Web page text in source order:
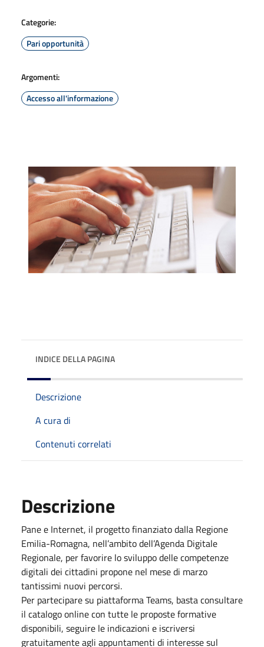
Categorie:
Pari opportunità
Argomenti:
Accesso all'informazione
INDICE DELLA PAGINA
Descrizione
A cura di
Contenuti correlati
Descrizione
Pane e Internet, il progetto finanziato dalla Regione
Emilia-Romagna, nell’ambito dell’Agenda Digitale
Regionale, per favorire lo sviluppo delle competenze
digitali dei cittadini propone nel mese di marzo
tantissimi nuovi percorsi.
Per partecipare su piattaforma Teams, basta consultare
il catalogo online con tutte le proposte formative
disponibili, seguire le indicazioni e iscriversi
gratuitamente agli appuntamenti di interesse sul